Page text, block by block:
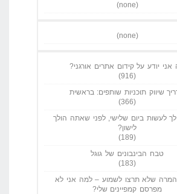
(none)
(none)
אני יודע על קידום אתרים אורגני?
(916)
שיווק תוכניות שותפים: בראשית
(366)
לעשות ביום שלישי, לפני שאתה הולך
לישון?
(189)
טבח הבינבונים של גוגל
(183)
שלא תרצו לשמוע – למה אני לא
מפרסם קמפיינים שלי?